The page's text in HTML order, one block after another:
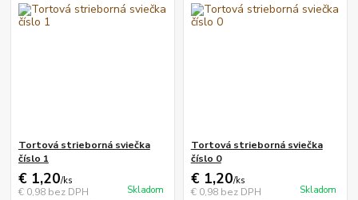
Tortová strieborná sviečka
číslo 1
€ 1,20/ks
€ 0,98 bez DPH Skladom
Tortová strieborná sviečka
číslo 0
€ 1,20/ks
€ 0,98 bez DPH Skladom